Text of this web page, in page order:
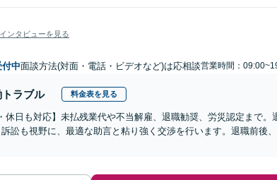
インタビューを見る
中面談方法(対面・電話・ビデオなど)は応相談営業時間：
ラブル 料金表を見る
休日も対応】未払残業代や不当解雇、退職勧奨、労災認定まで。
訟も視野に、最適な助言と粘り強く交渉を行います。退職前後